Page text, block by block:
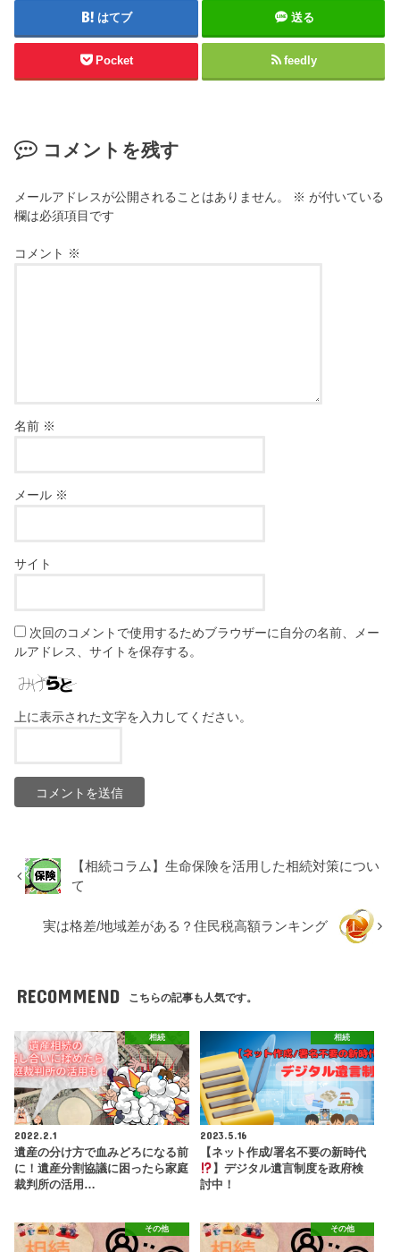
はてブ 送る
Pocket feedly
コメントを残す
メールアドレスが公開されることはありません。 ※ が付いている
欄は必須項目です
コメント ※
名前 ※
メール ※
サイト
次回のコメントで使用するためブラウザーに自分の名前、メー
ルアドレス、サイトを保存する。
上に表示された文字を入力してください。
【相続コラム】生命保険を活用した相続対策につい
て
実は格差/地域差がある？住民税高額ランキング
RECOMMEND こちらの記事も人気です。
相続
2022.2.1
遺産の分け方で血みどろになる前
に！遺産分割協議に困ったら家庭
裁判所の活用…
相続
2023.5.16
【ネット作成/署名不要の新時代
】デジタル遺言制度を政府検
討中！
その他 その他